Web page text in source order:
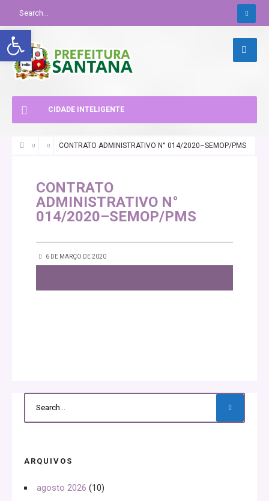
Abrir a barra de ferramentas
CIDADE INTELIGENTE
CONTRATO ADMINISTRATIVO N° 014/2020–SEMOP/PMS
CONTRATO
ADMINISTRATIVO N°
014/2020–SEMOP/PMS
6 DE MARÇO DE 2020
ARQUIVOS
agosto 2026 (10)